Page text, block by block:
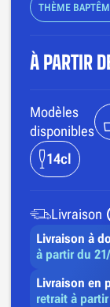
THÈME
À PARTIR
Modèles
disponibles
14cl
Livraison
Livraison à
à partir du
Livraison en
retrait à